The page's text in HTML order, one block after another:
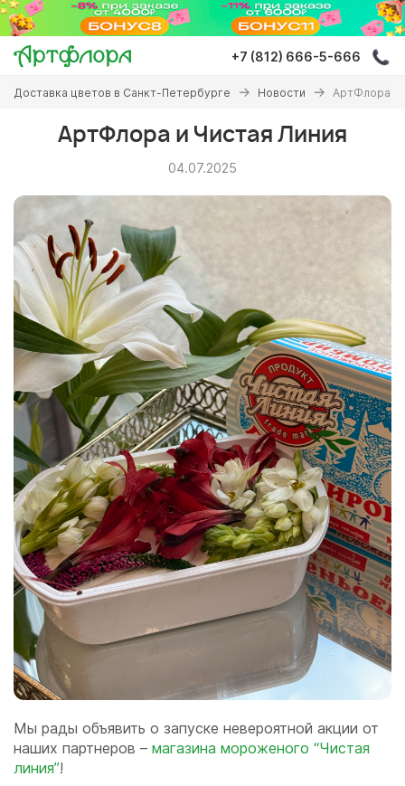
Перейти
основному
содержанию
+7 (812) 666-5-666
Вы
здесь
Доставка цветов в Санкт-Петербурге Новости АртФлора и
АртФлора и Чистая Линия
04.07.2025
Мы рады объявить о запуске невероятной акции от
наших партнеров – магазина мороженого “Чистая
линия”!